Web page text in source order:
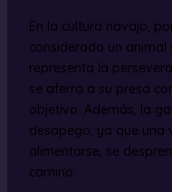
En la cultura navajo,
considerada un
representa la
se aferra a su presa
objetivo. Además, la
desapego, ya que una
alimentarse, se
camino.